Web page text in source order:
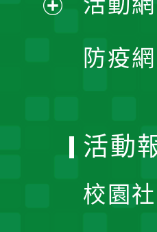
選
開
防疫
活動
校園